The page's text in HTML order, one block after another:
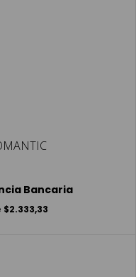
Bancaria
$2.333,33